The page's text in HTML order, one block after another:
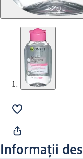
Informații